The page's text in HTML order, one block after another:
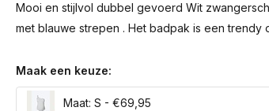
Mooi en stijlvol dubbel gevoerd Wit
met blauwe strepen . Het badpak is een trendy
Maak een keuze:
Maat: S - €69,95